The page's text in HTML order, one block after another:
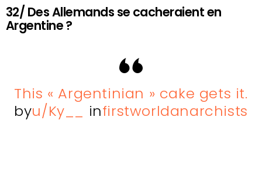
32/ Des Allemands se cacheraient en
Argentine ?
This « Argentinian » cake gets it.
byu/Ky__ infirstworldanarchists